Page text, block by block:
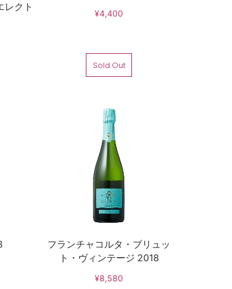
レクト
¥4,400
Sold Out
フランチャコルタ・ブリュッ
ト・ヴィンテージ 2018
¥8,580